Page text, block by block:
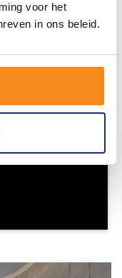
voor het
in ons beleid.
Deel jouw
we een
mee?